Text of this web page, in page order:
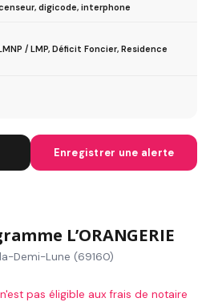
digicode, interphone
/ LMP, Déficit Foncier, Residence
Enregistrer une alerte
L’ORANGERIE
Demi-Lune (69160)
pas éligible aux frais de notaire